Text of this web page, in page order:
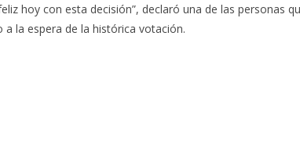
hoy con esta decisión”, declaró una de las personas
a la espera de la histórica votación.